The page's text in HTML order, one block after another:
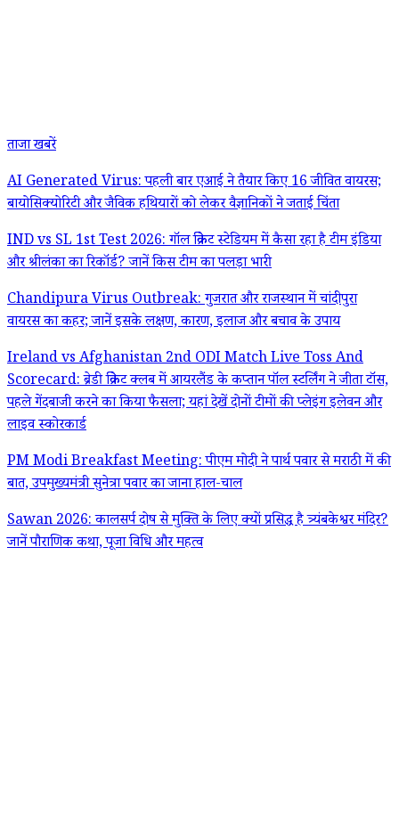
ताजा खबरें
AI Generated Virus: पहली बार एआई ने तैयार किए 16 जीवित वायरस;
बायोसिक्योरिटी और जैविक हथियारों को लेकर वैज्ञानिकों ने जताई चिंता
IND vs SL 1st Test 2026: गॉल क्रिकेट स्टेडियम में कैसा रहा है टीम इंडिया
और श्रीलंका का रिकॉर्ड? जानें किस टीम का पलड़ा भारी
Chandipura Virus Outbreak: गुजरात और राजस्थान में चांदीपुरा
वायरस का कहर; जानें इसके लक्षण, कारण, इलाज और बचाव के उपाय
Ireland vs Afghanistan 2nd ODI Match Live Toss And
Scorecard: ब्रेडी क्रिकेट क्लब में आयरलैंड के कप्तान पॉल स्टर्लिंग ने जीता टॉस,
पहले गेंदबाजी करने का किया फैसला; यहां देखें दोनों टीमों की प्लेइंग इलेवन और
लाइव स्कोरकार्ड
PM Modi Breakfast Meeting: पीएम मोदी ने पार्थ पवार से मराठी में की
बात, उपमुख्यमंत्री सुनेत्रा पवार का जाना हाल-चाल
Sawan 2026: कालसर्प दोष से मुक्ति के लिए क्यों प्रसिद्ध है त्र्यंबकेश्वर मंदिर?
जानें पौराणिक कथा, पूजा विधि और महत्व